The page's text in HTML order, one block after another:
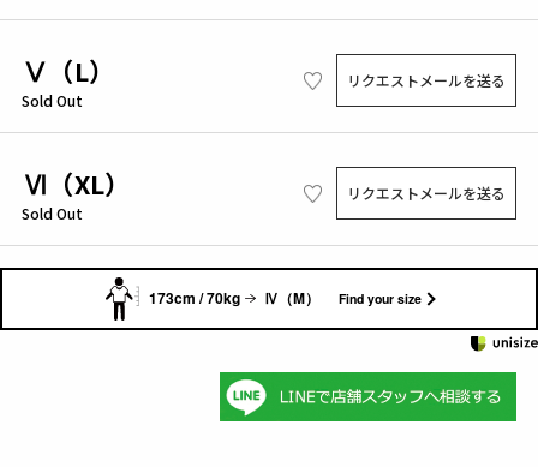
Ⅴ（L）
Sold Out
リクエストメールを送る
Ⅵ（XL）
Sold Out
リクエストメールを送る
173cm / 70kg Ⅳ（M） Find your size